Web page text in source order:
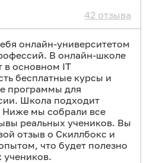
42 отзыва
онлайн-университетом
В онлайн-школе
в основном IT
бесплатные курсы и
программы для
Школа подходит
мы собрали все
реальных учеников. Вы
отзыв о Скиллбокс и
что будет полезно
учеников.